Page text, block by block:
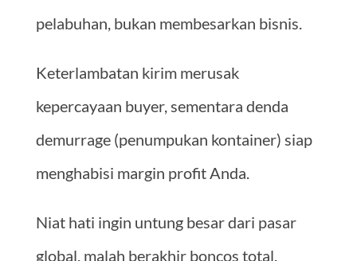
pelabuhan, bukan membesarkan bisnis.
Keterlambatan kirim merusak
kepercayaan buyer, sementara denda
demurrage (penumpukan kontainer) siap
menghabisi margin profit Anda.
Niat hati ingin untung besar dari pasar
global, malah berakhir boncos total.